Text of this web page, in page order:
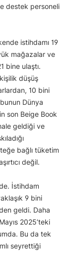
destek personeli
istihdamı 19
mağazalar ve
bine ulaştı.
düşüş
10 bini
Dünya
son Beige Book
geldiği ve
bağlı tüketim
değil.
İstihdam
9 bini
geldi. Daha
2025’teki
Bu da tek
seyrettiği